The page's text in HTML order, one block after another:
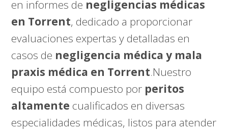
en informes de negligencias médicas
en Torrent, dedicado a proporcionar
evaluaciones expertas y detalladas en
casos de negligencia médica y mala
praxis médica en Torrent.Nuestro
equipo está compuesto por peritos
altamente cualificados en diversas
especialidades médicas, listos para atender